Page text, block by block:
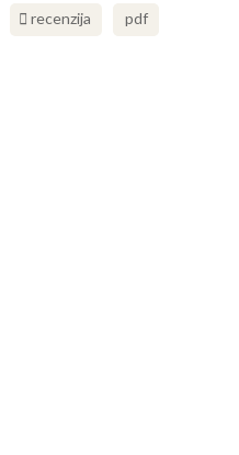
recenzija pdf